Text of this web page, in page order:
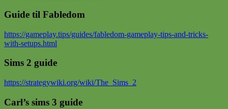
Guide til Fabledom
https://gameplay.tips/guides/fabledom-gameplay-tips-and-tricks-
with-setups.html
Sims 2 guide
https://strategywiki.org/wiki/The_Sims_2
Carl’s sims 3 guide